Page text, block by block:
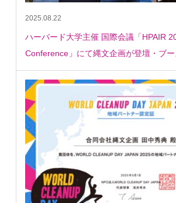
2025.08.22
ハーバード大学主催 国際会議「HPAIR
Conference」にて縄文企画が登壇・ブ